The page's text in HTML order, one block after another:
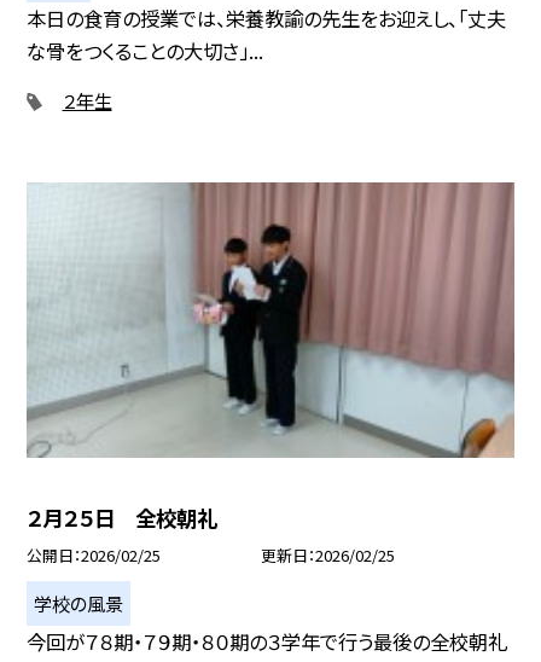
本日の食育の授業では、栄養教諭の先生をお迎えし、「丈夫
な骨をつくることの大切さ」...
２年生
２月２５日 全校朝礼
公開日 2026/02/25 更新日 2026/02/25
学校の風景
今回が７８期・７９期・８０期の３学年で行う最後の全校朝礼